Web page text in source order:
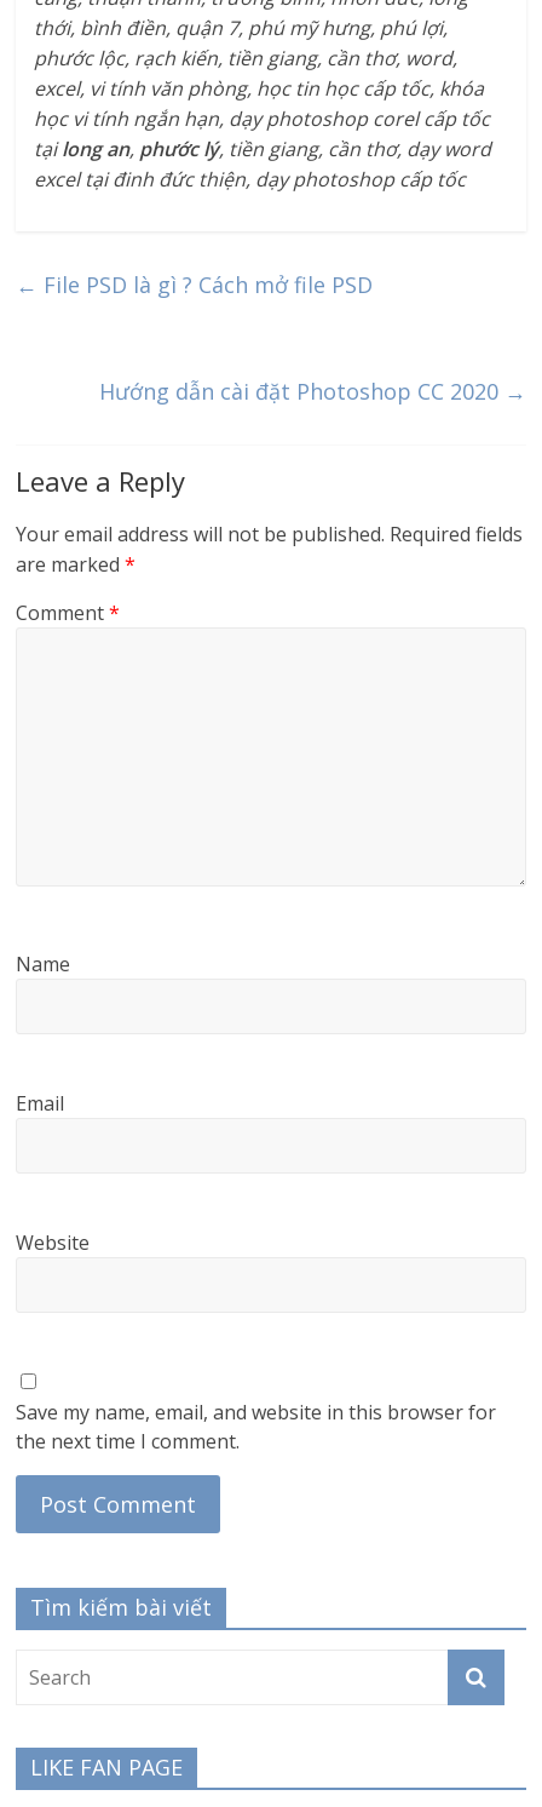
thới, bình điền, quận 7, phú mỹ hưng, phú lợi,
phước lộc, rạch kiến, tiền giang, cần thơ, word,
excel, vi tính văn phòng, học tin học cấp tốc, khóa
học vi tính ngắn hạn, dạy photoshop corel cấp tốc
tạilong an, phước lý, tiền giang, cần thơ, dạy word
excel tại đinh đức thiện, dạy photoshop cấp tốc
← File PSD là gì ? Cách mở file PSD
Hướng dẫn cài đặt Photoshop CC 2020 →
Leave a Reply
Your email address will not be published. Required fields
are marked*
Comment*
Name
Email
Website
Save my name, email, and website in this browser for
the next time I comment.
Tìm kiếm bài viết
LIKE FAN PAGE